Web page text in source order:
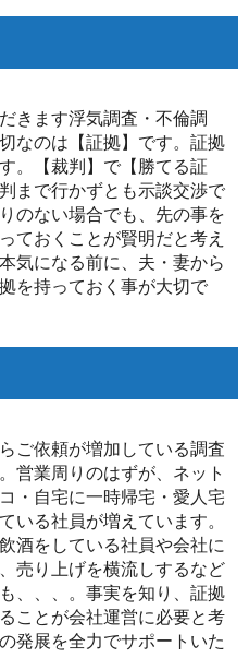
きます浮気調査・不倫調
なのは【証拠】です。証拠
。【裁判】で【勝てる証
まで行かずとも示談交渉で
のない場合でも、先の事を
ておくことが賢明だと考え
気になる前に、夫・妻から
を持っておく事が大切で
ご依頼が増加している調査
営業周りのはずが、ネット
・自宅に一時帰宅・愛人宅
いる社員が増えています。
酒をしている社員や会社に
売り上げを横流しするなど
、、、。事実を知り、証拠
ことが会社運営に必要と考
発展を全力でサポートいた